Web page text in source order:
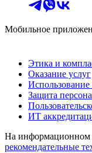
Мобильное
Этика и
Оказание услуг
Использование
Защита
ИТ
На информационном
рекомендательные